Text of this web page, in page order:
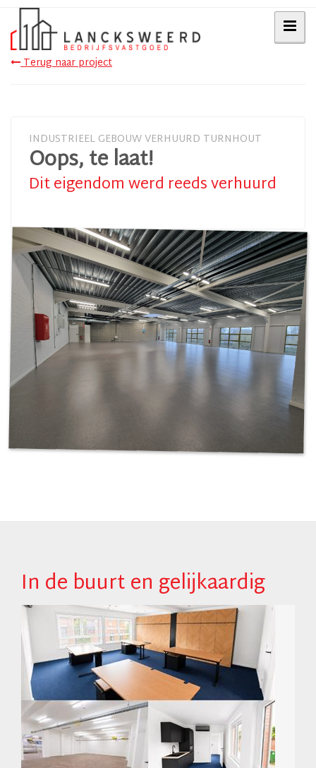
Terug naar project
INDUSTRIEEL GEBOUW VERHUURD TURNHOUT
Oops, te laat!
Dit eigendom werd reeds verhuurd
In de buurt en gelijkaardig